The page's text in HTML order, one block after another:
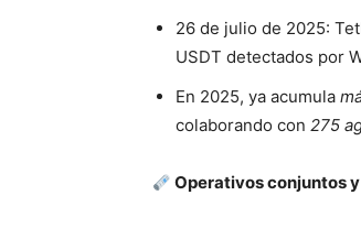
26 de julio de 2025:
USDT detectados por
En 2025, ya acumula
colaborando con 275
Operativos conjuntos